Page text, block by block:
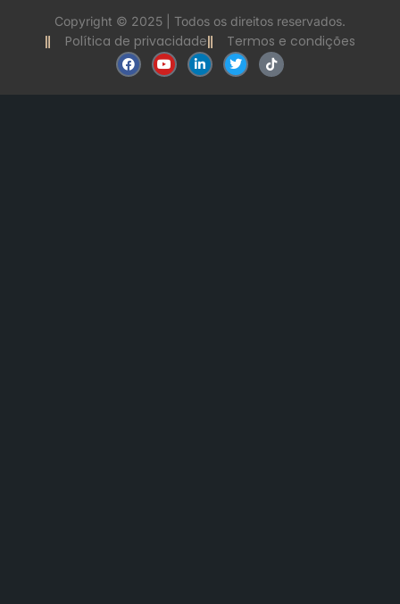
Copyright © 2025 | Todos os direitos reservados.
Política de privacidade
Termos e condições
F
a
c
Y
o
u
L
i
n
T
w
i
T
i
k